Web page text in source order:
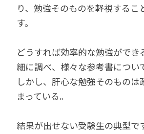
り、勉強そのものを軽視するこ
す。
どうすれば効率的な勉強ができ
細に調べ、様々な参考書につい
しかし、肝心な勉強そのものは
まっている。
結果が出せない受験生の典型で